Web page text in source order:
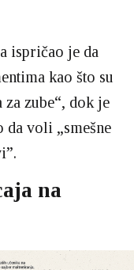
ispričao je da
kao što su
za zube“, dok je
voli „smešne
na